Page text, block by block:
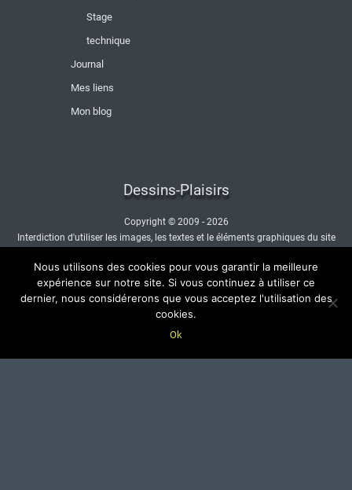
Stage
technique
Journal
Mes liens
Mon blog
Dessins-Plaisirs
Copyright © 2009 - 2026
Interdiction d'utiliser les images, les textes et le éléments graphiques du site
- Nous contacter -
Nous utilisons des cookies pour vous garantir la meilleure
expérience sur notre site. Si vous continuez à utiliser ce
dernier, nous considérerons que vous acceptez l'utilisation des
cookies.
Ok